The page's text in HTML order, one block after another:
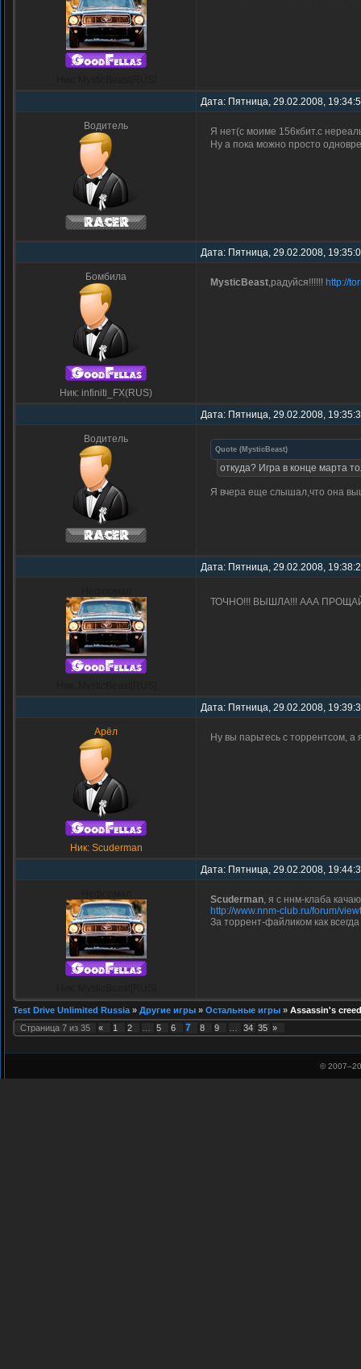
Дата: Пятница, 29.02.2008,
Водитель
Я нет(с моиме 156кбит.с
Ну а пока можно просто
Дата: Пятница, 29.02.2008,
Бомбила
Ник: infiniti_FX(RUS)
MysticBeast,радуйся!!!!!! http://
Дата: Пятница, 29.02.2008,
Водитель
Quote (MysticBeast)
откуда? Игра в конце марта
Я вчера еще слышал,что она
Дата: Пятница, 29.02.2008,
ТОЧНО!!! ВЫШЛА!!! ААА
Дата: Пятница, 29.02.2008,
Арёл
Ник: Scuderman
Ну вы парьтесь с торрентсом, а
Дата: Пятница, 29.02.2008,
Scuderman, я с ннм-клаба
http://www.nnm-club.ru/forum/
За торрент-файликом как
Test Drive Unlimited Russia » Другие игры » Остальные игры » Assassin's creed
Страница 7 из 35 « 1 2 5 6 7 8 9 34 35 »
© 2007–